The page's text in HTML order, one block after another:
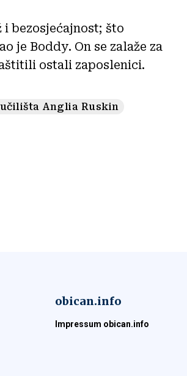
bezosjećajnost; što
je Boddy. On se zalaže za
ostali zaposlenici.
Anglia Ruskin
obican.info
Impressum obican.info